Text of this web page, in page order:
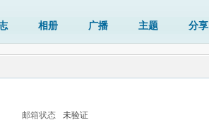
相册 广播 主题 分享
邮箱状态 未验证